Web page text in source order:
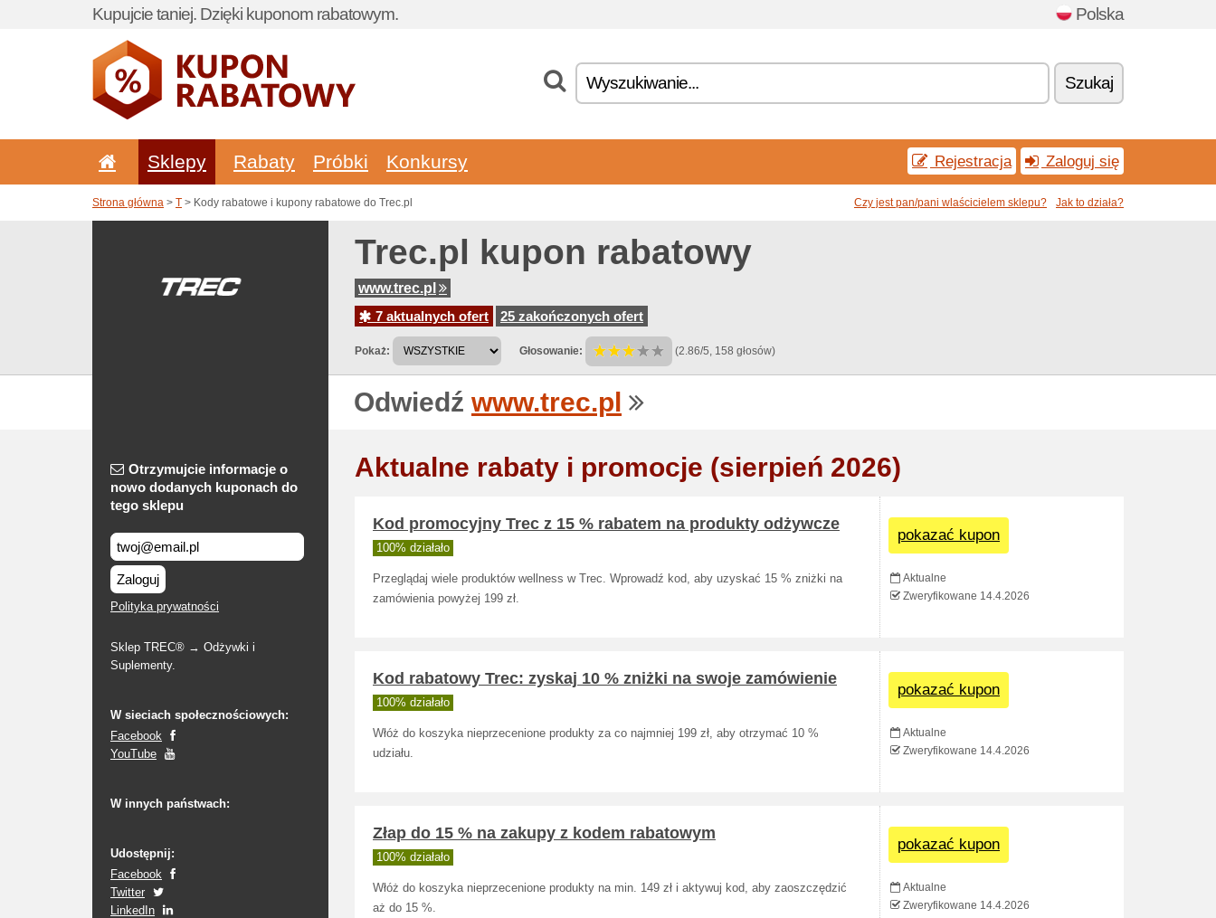
Kupujcie taniej. Dzięki kuponom rabatowym. Polska
Szukaj
Sklepy Rabaty Próbki Konkursy Rejestracja Zaloguj się
Strona główna > T > Kody rabatowe i kupony rabatowe do Trec.pl Czy jest pan/pani wlaścicielem sklepu? Jak to działa?
Trec.pl kupon rabatowy
www.trec.pl
7 aktualnych ofert
25 zakończonych ofert
Pokaż: Głosowanie: (2.86/5, 158 głosów)
Odwiedź www.trec.pl
Otrzymujcie informacje o
nowo dodanych kuponach do
tego sklepu
Zaloguj
Polityka prywatności
Sklep TREC® → Odżywki i
Suplementy.
W sieciach społecznościowych:
Facebook
YouTube
W innych państwach:
Udostępnij:
Facebook
Twitter
LinkedIn
Aktualne rabaty i promocje (sierpień 2026)
Kod promocyjny Trec z 15 % rabatem na produkty odżywcze
100% działało
Przeglądaj wiele produktów wellness w Trec. Wprowadź kod, aby uzyskać 15 % zniżki na
zamówienia powyżej 199 zł.
pokazać kupon
Aktualne
Zweryfikowane 14.4.2026
Kod rabatowy Trec: zyskaj 10 % zniżki na swoje zamówienie
100% działało
Włóż do koszyka nieprzecenione produkty za co najmniej 199 zł, aby otrzymać 10 %
udziału.
pokazać kupon
Aktualne
Zweryfikowane 14.4.2026
Złap do 15 % na zakupy z kodem rabatowym
100% działało
Włóż do koszyka nieprzecenione produkty na min. 149 zł i aktywuj kod, aby zaoszczędzić
aż do 15 %.
pokazać kupon
Aktualne
Zweryfikowane 14.4.2026